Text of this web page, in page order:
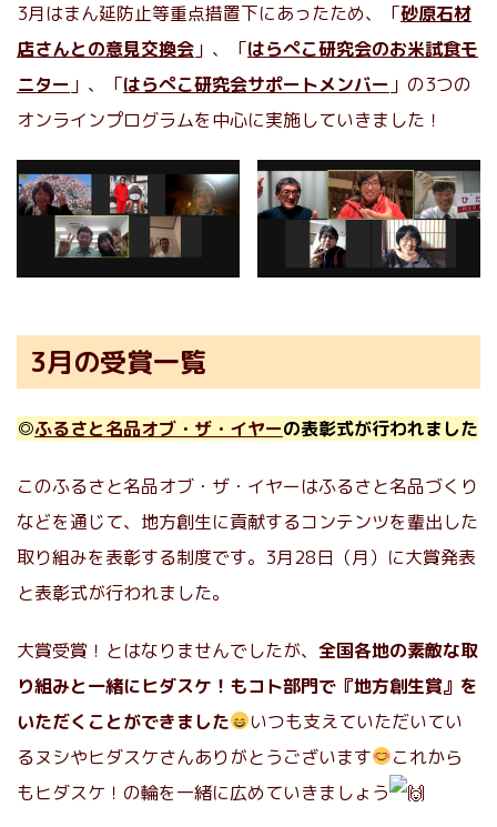
3月はまん延防止等重点措置下にあったため、「砂原石材
店さんとの意見交換会 」、「はらぺこ研究会のお米試食モ
ニター 」、「はらぺこ研究会サポートメンバー 」の3つの
オンラインプログラムを中心に実施していきました！
3月の受賞一覧
◎ふるさと名品オブ・ザ・イヤーの表彰式が行われました
このふるさと名品オブ・ザ・イヤーはふるさと名品づくり
などを通じて、地方創生に貢献するコンテンツを輩出した
取り組みを表彰する制度です。3月28日（月）に大賞発表
と表彰式が行われました。
大賞受賞！とはなりませんでしたが、 全国各地の素敵な取
り組みと一緒にヒダスケ！もコト部門で『地方創生賞』を
いただくことができました
いつも支えていただいてい
るヌシやヒダスケさんありがとうございます
これから
もヒダスケ！の輪を一緒に広めていきましょう